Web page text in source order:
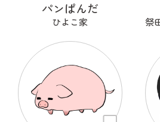
パンぱんだ
ひよこ家